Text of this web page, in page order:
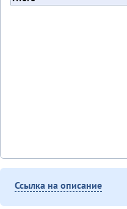
Ссылка на описание